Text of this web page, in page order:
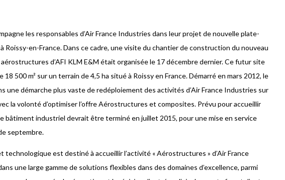
les responsables d’Air France Industries dans leur projet de nouvelle plate-
Roissy-en-France. Dans ce cadre, une visite du chantier de construction du nouveau
d’AFI KLM E&M était organisée le 17 décembre dernier. Ce futur site
500 m² sur un terrain de 4,5 ha situé à Roissy en France. Démarré en mars 2012, le
une démarche plus vaste de redéploiement des activités d’Air France Industries sur
la volonté d’optimiser l’offre Aérostructures et composites. Prévu pour accueillir
bâtiment industriel devrait être terminé en juillet 2015, pour une mise en service
septembre.
technologique est destiné à accueillir l’activité « Aérostructures » d’Air France
une large gamme de solutions flexibles dans des domaines d’excellence, parmi